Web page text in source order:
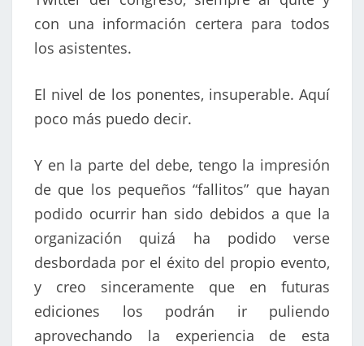
con una información certera para todos
los asistentes.
El nivel de los ponentes, insuperable. Aquí
poco más puedo decir.
Y en la parte del debe, tengo la impresión
de que los pequeños “fallitos” que hayan
podido ocurrir han sido debidos a que la
organización quizá ha podido verse
desbordada por el éxito del propio evento,
y creo sinceramente que en futuras
ediciones los podrán ir puliendo
aprovechando la experiencia de esta